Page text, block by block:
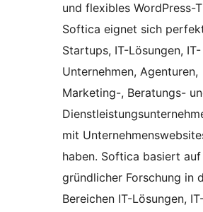
und flexibles WordPress-
Softica eignet sich
Startups, IT-Lösungen, IT-
Unternehmen, Agenturen,
Marketing-, Beratungs-
mit
haben. Softica basiert auf
gründlicher Forschung in
Bereichen IT-Lösungen,